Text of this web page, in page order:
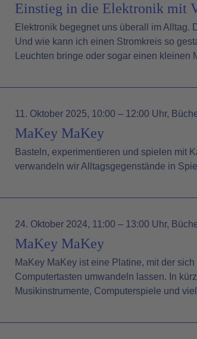
Einstieg in die Elektronik mit
Elektronik begegnet uns überall im Alltag.
Und wie kann ich einen Stromkreis so
Leuchten bringe oder sogar einen kleinen
11. Oktober 2025, 10:00 – 12:00 Uhr,
MaKey MaKey
Basteln, experimentieren und spielen mit
verwandeln wir Alltagsgegenstände in
24. Oktober 2024, 11:00 – 13:00 Uhr,
MaKey MaKey
MaKey MaKey ist eine Platine, mit der
Computertasten umwandeln lassen. In
Musikinstrumente, Computerspiele und